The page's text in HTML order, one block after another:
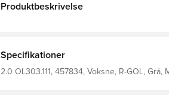
Produktbeskrivelse
Specifikationer
2.0 OL303.111, 457834, Voksne, R-GOL, Grå,